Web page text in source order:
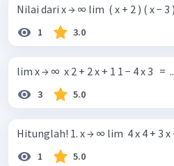
Nilai dari x → ∞ lim ​ ( x + 2 ) ( x − 3 )
1 3.0
lim x → ∞ ​ x 2 + 2 x + 1 1 − 4 x 3 ​ ​ =
3 5.0
Hitunglah! 1. x → ∞ lim ​ 4 x 4
1 5.0